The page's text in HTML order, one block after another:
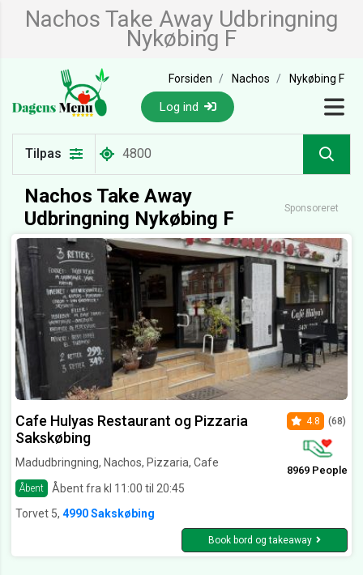
Nachos Take Away Udbringning
Nykøbing F
Forsiden Nachos Nykøbing F
Log ind
Tilpas
Nachos Take Away
Udbringning Nykøbing F
Sponsoreret
Cafe Hulyas Restaurant og Pizzaria
Sakskøbing
Madudbringning, Nachos, Pizzaria, Cafe
Åbent Åbent fra kl 11:00 til 20:45
4.8 (68)
8969 People
Torvet 5, 4990 Sakskøbing
Book bord og takeaway